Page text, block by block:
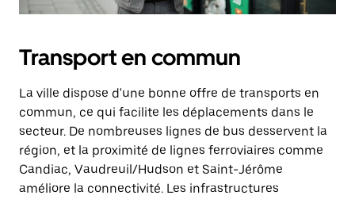
Transport en commun
La ville dispose d'une bonne offre de transports en
commun, ce qui facilite les déplacements dans le
secteur. De nombreuses lignes de bus desservent la
région, et la proximité de lignes ferroviaires comme
Candiac, Vaudreuil/Hudson et Saint-Jérôme
améliore la connectivité. Les infrastructures